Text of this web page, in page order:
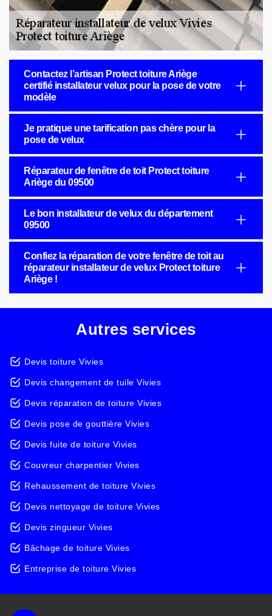
Contactez l’artisan Protect toiture Ariège
certifié installateur velux pour la pose de votre
modèle
Je pratique une tarification pas chère pour la
pose de velux
Réparateur de fenêtre de toit Protect toiture
Ariège du 09500
Le bon installateur de velux du département
09500
Confiez la réparation de votre fenêtre de toit au
réparateur installateur de velux Protect toiture
Ariège !
Autres services
Devis toiture Vivies
Devis changement de tuile Vivies
Devis réparation de toiture Vivies
Devis pose de gouttière Vivies
Devis fuite de toiture Vivies
Couvreur charpentier Vivies
Rehaussement de toiture Vivies
Devis nettoyage de toiture Vivies
Devis zingueur Vivies
Bâchage de toiture Vivies
Entreprise de toiture Vivies